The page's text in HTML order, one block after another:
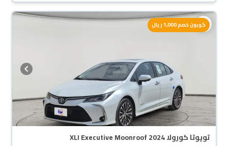
كوبون خصم 1,000 ريال
تويوتا كورولا XLI Executive Moonroof 2024